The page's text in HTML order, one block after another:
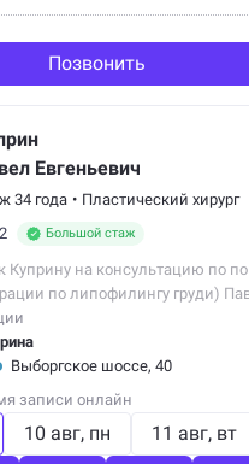
Позвонить
Евгеньевич
34 года • Пластический хирург
Большой стаж
Куприну на консультацию по
по липофилингу груди)
разговора спросил про грудь и
Выборгское шоссе, 40
записи онлайн
10 авг пн 11 авг вт